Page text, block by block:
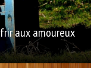
aux amoureux